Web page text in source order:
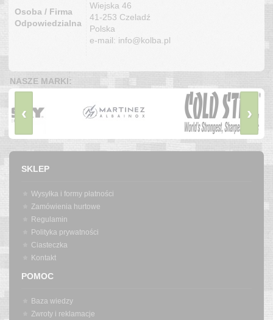
Osoba / Firma
Odpowiedzialna
Wiejska 46
41-253 Czeladź
Polska
e-mail: info@kolba.pl
NASZE MARKI:
‹ ›
SKLEP
Wysyłka i formy płatności
Zamówienia hurtowe
Regulamin
Polityka prywatności
Ciasteczka
Kontakt
POMOC
Baza wiedzy
Zwroty i reklamacje